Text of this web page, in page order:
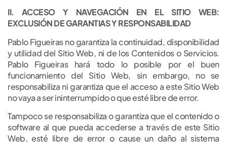
II. ACCESO Y NAVEGACIÓN EN EL SITIO WEB:
EXCLUSIÓN DE GARANTIAS Y RESPONSABILIDAD
Pablo Figueiras no garantiza la continuidad, disponibilidad
y utilidad del Sitio Web, ni de los Contenidos o Servicios.
Pablo Figueiras hará todo lo posible por el buen
funcionamiento del Sitio Web, sin embargo, no se
responsabiliza ni garantiza que el acceso a este Sitio Web
no vaya a ser ininterrumpido o que esté libre de error.
Tampoco se responsabiliza o garantiza que el contenido o
software al que pueda accederse a través de este Sitio
Web, esté libre de error o cause un daño al sistema